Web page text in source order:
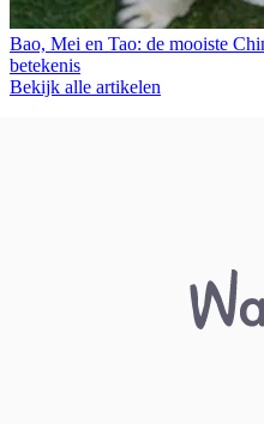
Bao, Mei en Tao: de mooiste
betekenis
Bekijk alle artikelen